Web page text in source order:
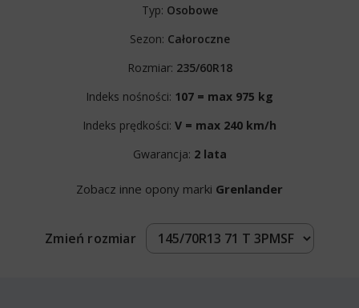
Typ: Osobowe
Sezon: Całoroczne
Rozmiar: 235/60R18
Indeks nośności: 107 = max 975 kg
Indeks prędkości: V = max 240 km/h
Gwarancja: 2 lata
Zobacz inne opony marki Grenlander
Zmień rozmiar